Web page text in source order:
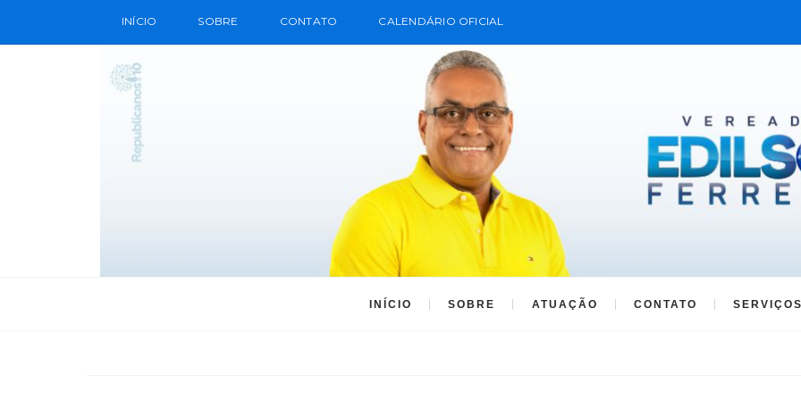
INÍCIO SOBRE CONTATO CALENDÁRIO OFICIAL
INÍCIO SOBRE ATUAÇÃO CONTATO